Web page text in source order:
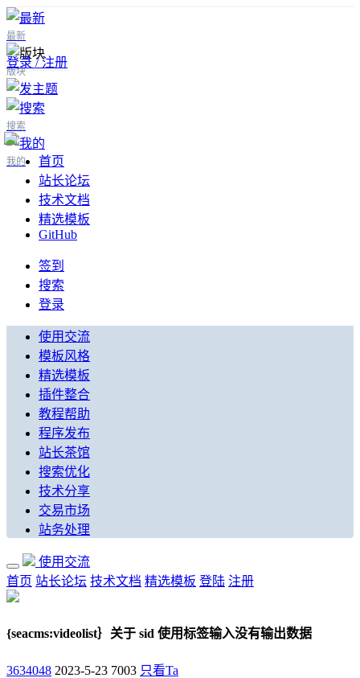
最新
版块
搜索
我的
登录 / 注册
首页
站长论坛
技术文档
精选模板
GitHub
签到
搜索
登录
使用交流
模板风格
精选模板
插件整合
教程帮助
程序发布
站长茶馆
搜索优化
技术分享
交易市场
站务处理
使用交流
首页 站长论坛 技术文档 精选模板 登陆 注册
{seacms:videolist｝关于 sid 使用标签输入没有输出数据
3634048 2023-5-23 7003 只看Ta